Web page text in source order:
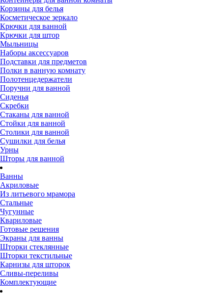
Корзины для белья
Косметическое зеркало
Крючки для ванной
Крючки для штор
Мыльницы
Наборы аксессуаров
Подставки для предметов
Полки в ванную комнату
Полотенцедержатели
Поручни для ванной
Сиденья
Скребки
Стаканы для ванной
Стойки для ванной
Столики для ванной
Сушилки для белья
Урны
Шторы для ванной
Ванны
Акриловые
Из литьевого мрамора
Стальные
Чугунные
Квариловые
Готовые решения
Экраны для ванны
Шторки стеклянные
Шторки текстильные
Карнизы для шторок
Сливы-переливы
Комплектующие